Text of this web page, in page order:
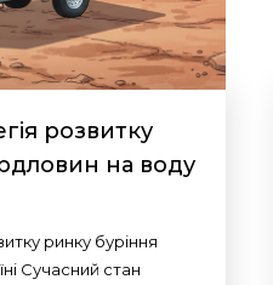
розвитку
на воду
ринку буріння
Сучасний стан